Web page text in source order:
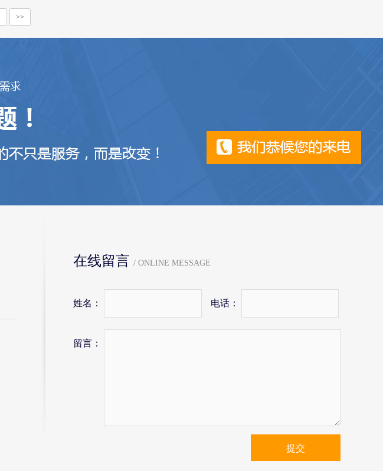
>>
在线留言 / ONLINE MESSAGE
姓名： 电话：
留言：
提交